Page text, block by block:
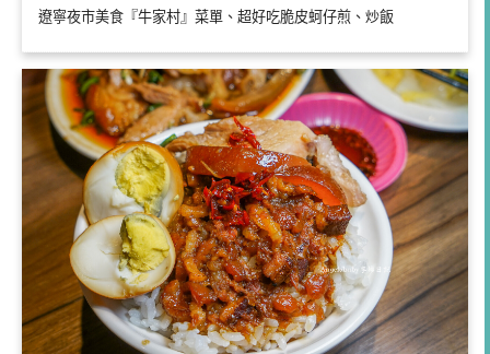
遼寧夜市美食『牛家村』菜單、超好吃脆皮蚵仔煎、炒飯